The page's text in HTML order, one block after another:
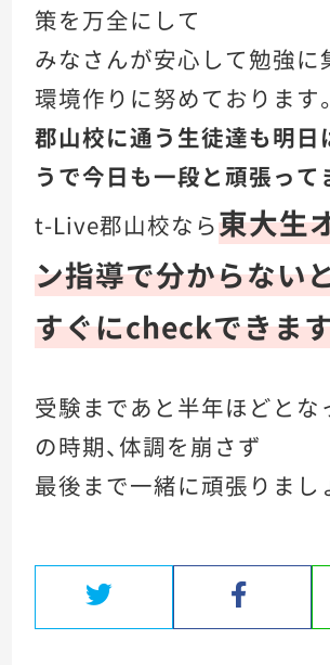
策を万全にして
みなさんが安心して勉強に
環境作りに努めております。
郡山校に通う生徒達も明日
うで今日も一段と頑張って
t-Live郡山校なら東大生
ン指導で分からない
すぐにcheckできます
受験まであと半年ほどとな
の時期、体調を崩さず
最後まで一緒に頑張りまし